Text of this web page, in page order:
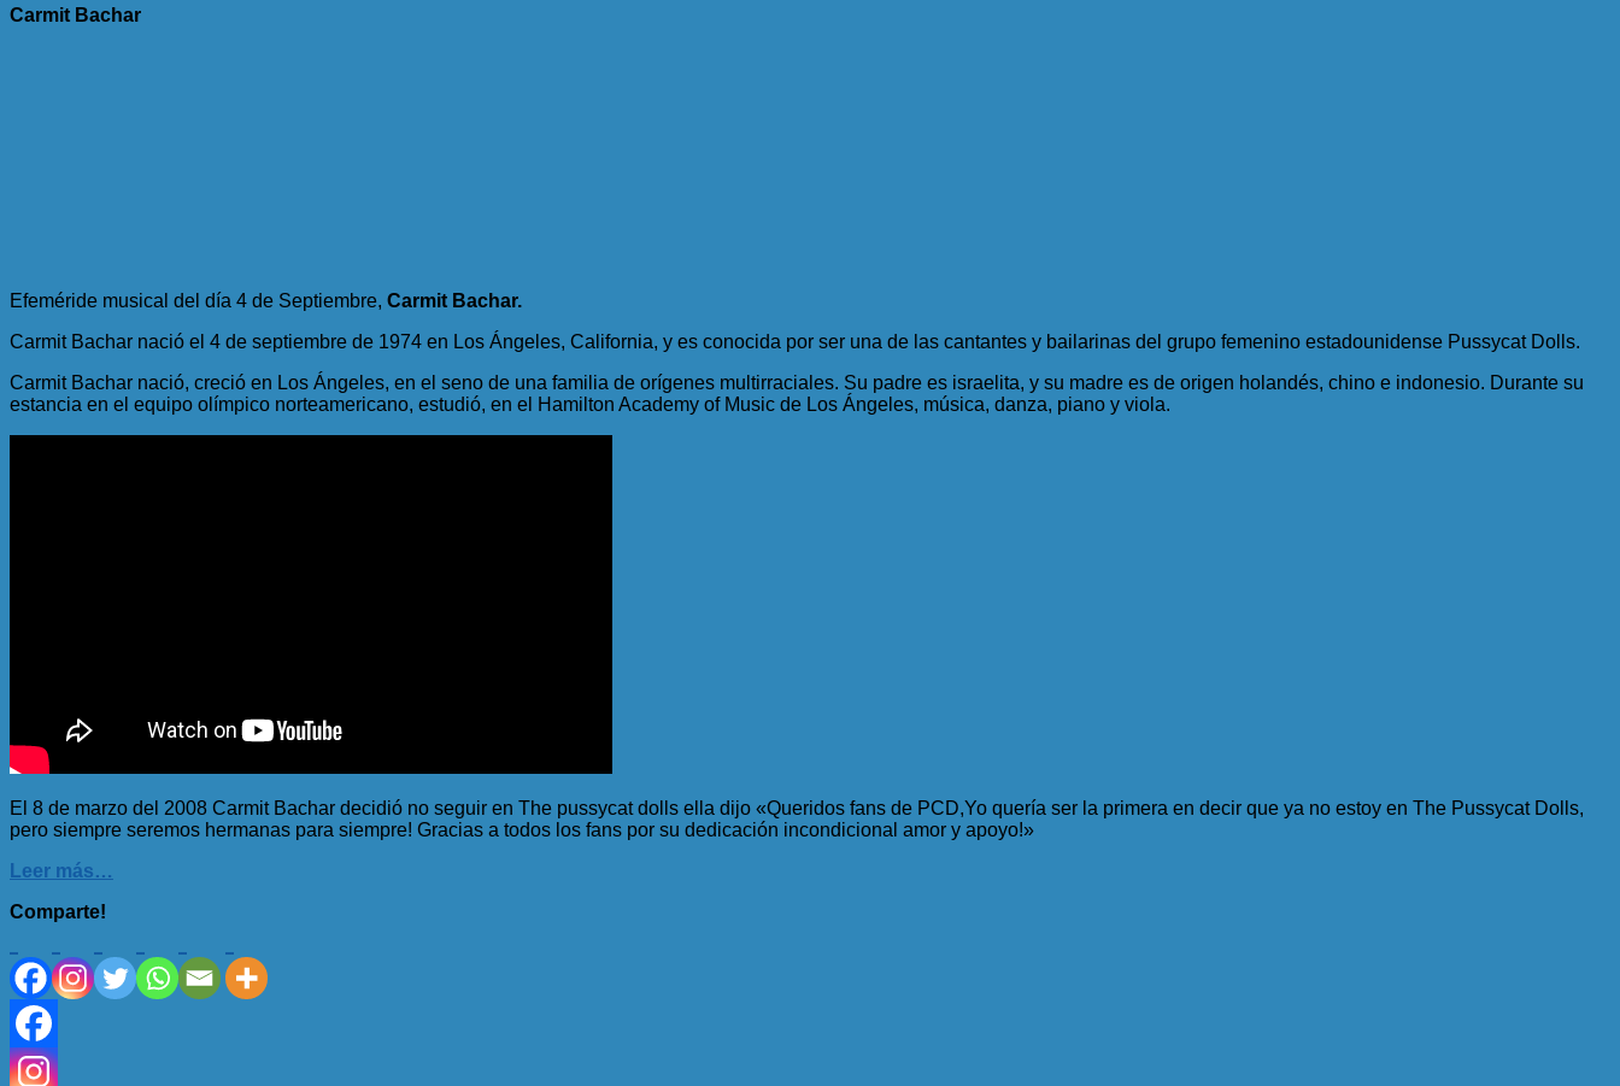
Carmit Bachar
Efeméride musical del día 4 de Septiembre, Carmit Bachar.
Carmit Bachar nació el 4 de septiembre de 1974 en Los Ángeles, California, y es conocida por ser una de las cantantes y bailarinas del grupo femenino estadounidense Pussycat Dolls.
Carmit Bachar nació, creció en Los Ángeles, en el seno de una familia de orígenes multirraciales. Su padre es israelita, y su madre es de origen holandés, chino e indonesio. Durante su
estancia en el equipo olímpico norteamericano, estudió, en el Hamilton Academy of Music de Los Ángeles, música, danza, piano y viola.
El 8 de marzo del 2008 Carmit Bachar decidió no seguir en The pussycat dolls ella dijo «Queridos fans de PCD,Yo quería ser la primera en decir que ya no estoy en The Pussycat Dolls,
pero siempre seremos hermanas para siempre! Gracias a todos los fans por su dedicación incondicional amor y apoyo!»
Leer más…
Comparte!